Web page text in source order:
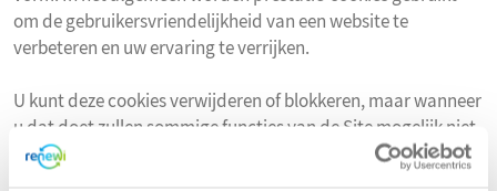
om de gebruikersvriendelijkheid van een website te
verbeteren en uw ervaring te verrijken.
U kunt deze cookies verwijderen of blokkeren, maar wanneer
u dat doet zullen sommige functies van de Site mogelijk niet
werken zoals bedoeld.